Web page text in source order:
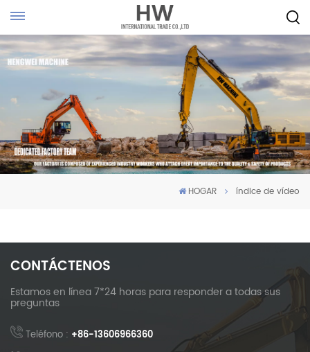
HOGAR índice de vídeo
CONTÁCTENOS
Estamos en línea 7*24 horas para responder a todas sus
preguntas
Teléfono : +86-13606966360